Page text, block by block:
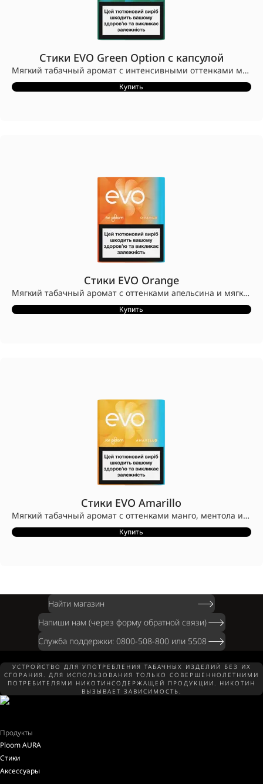
Стики EVO Green Option с капсулой
Мягкий табачный аромат с интенсивными оттенками ментола. При нажатии капсулы добавляется насыщенный аромат сладкой мяты.
Стики EVO разработаны для устройств Ploom.
Конструкция стиков EVO с заглушкой CleanSeal™ предотвращает попадание табака в устройство.
Купить
Стики EVO Orange
Мягкий табачный аромат с оттенками апельсина и мягкого ментола.
Стики EVO разработаны для устройств Ploom.
Конструкция стиков EVO с заглушкой CleanSeal™ предотвращает попадание табака в устройство.
Купить
Стики EVO Amarillo
Мягкий табачный аромат с оттенками манго, ментола и нотками тропических фруктов.
Стики EVO разработаны для устройств Ploom.
Конструкция стиков EVO с заглушкой CleanSeal™ предотвращает попадание табака в устройство.
Купить
Найти магазин
Напиши нам (через форму обратной связи)
Служба поддержки: 0800-508-800 или 5508
УСТРОЙСТВО ДЛЯ УПОТРЕБЛЕНИЯ ТАБАЧНЫХ ИЗДЕЛИЙ БЕЗ ИХ
СГОРАНИЯ. ДЛЯ ИСПОЛЬЗОВАНИЯ ТОЛЬКО СОВЕРШЕННОЛЕТНИМИ
ПОТРЕБИТЕЛЯМИ НИКОТИНСОДЕРЖАЩЕЙ ПРОДУКЦИИ. НИКОТИН
ВЫЗЫВАЕТ ЗАВИСИМОСТЬ.
Продукты
Ploom AURA
Стики
Аксессуары